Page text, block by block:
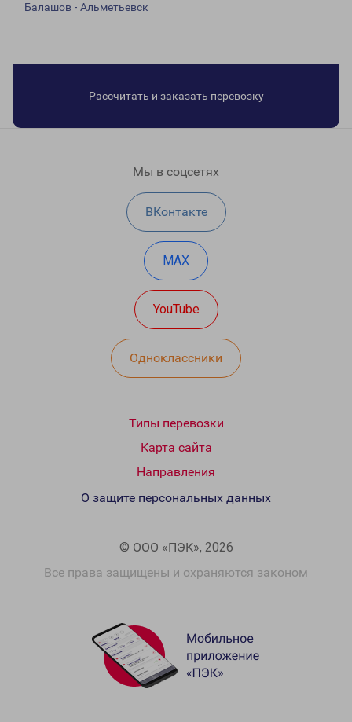
Балашов - Альметьевск
Рассчитать и заказать перевозку
Мы в соцсетях
ВКонтакте
MAX
YouTube
Одноклассники
Типы перевозки
Карта сайта
Направления
© ООО «ПЭК», 2026
Все права защищены и охраняются законом
О защите персональных данных